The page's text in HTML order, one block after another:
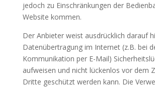
jedoch zu Einschränkungen der
Website kommen.
Der Anbieter weist ausdrücklich darauf
Datenübertragung im Internet (z.B. bei
Kommunikation per E-Mail)
aufweisen und nicht lückenlos vor dem
Dritte geschützt werden kann. Die